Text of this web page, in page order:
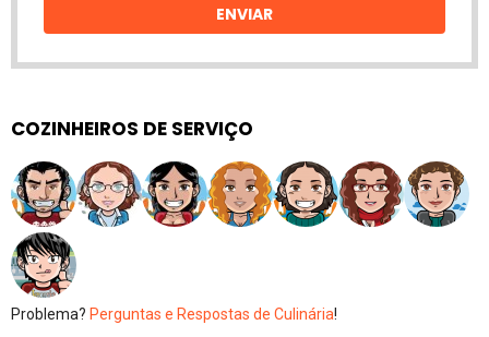
ENVIAR
COZINHEIROS DE SERVIÇO
Problema? Perguntas e Respostas de Culinária!